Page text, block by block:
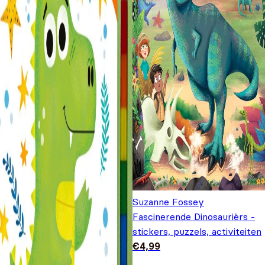
Suzanne Fossey
Fascinerende Dinosauriërs -
stickers, puzzels, activiteiten
€4,99